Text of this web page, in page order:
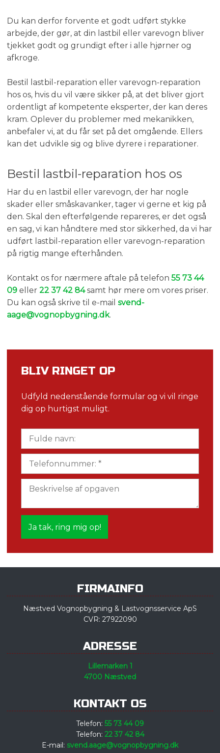
Du kan derfor forvente et godt udført stykke
arbejde, der gør, at din lastbil eller varevogn bliver
tjekket godt og grundigt efter i alle hjørner og
afkroge.
Bestil lastbil-reparation eller varevogn-reparation
hos os, hvis du vil være sikker på, at det bliver gjort
ordentligt af kompetente eksperter, der kan deres
kram. Oplever du problemer med mekanikken,
anbefaler vi, at du får set på det omgående. Ellers
kan det udvikle sig og blive dyrere i reparationer.
Bestil lastbil-reparation hos os
Har du en lastbil eller varevogn, der har nogle
skader eller småskavanker, tager vi gerne et kig på
den. Skal den efterfølgende repareres, er det også
en sag, vi kan håndtere med stor sikkerhed, da vi har
udført lastbil-reparation eller varevogn-reparation
på rigtig mange efterhånden.
Kontakt os for nærmere aftale på telefon55 73 44
09 eller22 37 42 84samt hør mere om vores priser.​
Du kan også skrive til e-mailsvend-
aage@vognopbygning.dk.
BLIV RINGET OP​
Udfyld nedenstående formular og vi vil ringe
dig op hurtigst muligt.
​FIRMAINFO
​Næstved Vognopbygning & Lastvognsservice ApS
CVR: 27922090
​ADRESSE
Lillemarken 1
4700 Næstved
​KONTAKT OS
Telefon: ​55 73 44 09
Telefon: 22 37 42 84
​E-mail: svend.aage@vogn​opbygning.dk